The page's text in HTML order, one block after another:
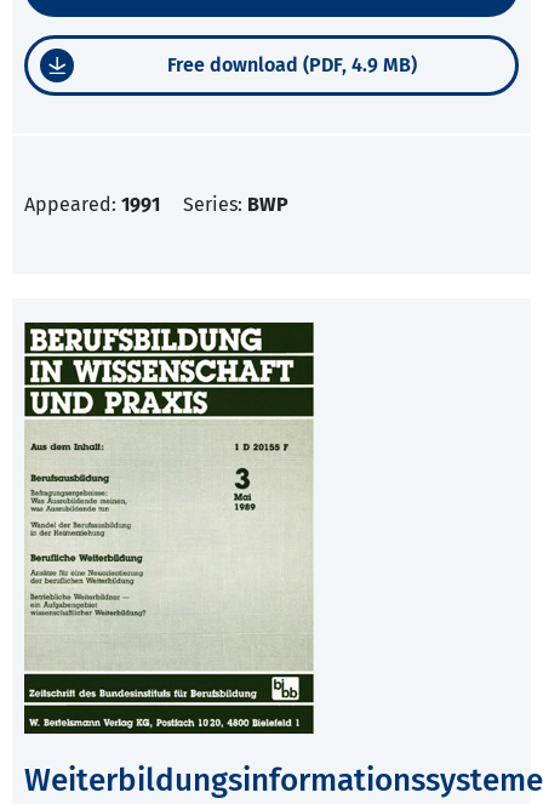
Free download (PDF, 4.9 MB)
Appeared: 1991 Series: BWP
Weiterbildungsinformationssysteme